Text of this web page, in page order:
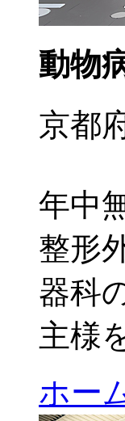
動物
京都
年中
整形
器科
主様
ホー